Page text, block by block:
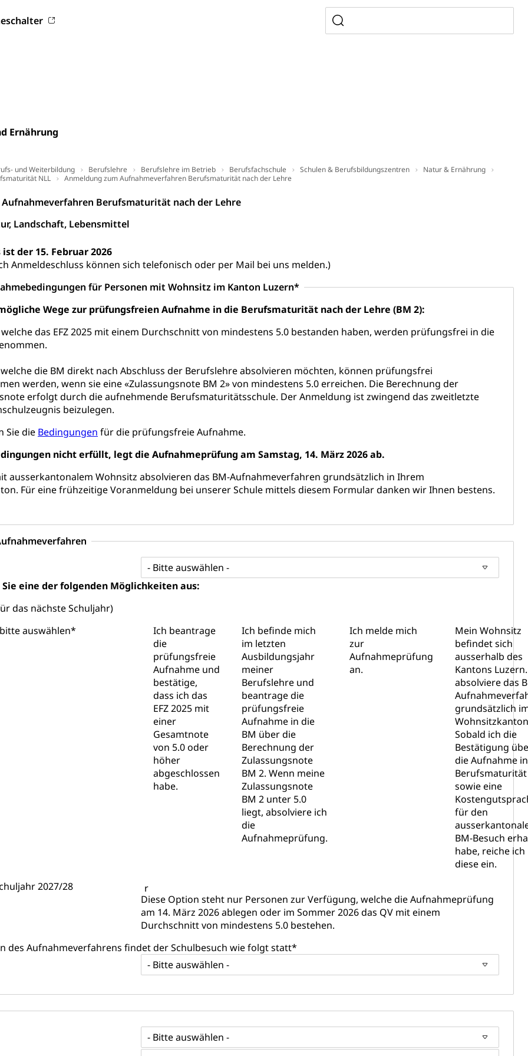
Ernährung
und Weiterbildung Berufslehre Berufslehre im Betrieb Berufsfachschule Schulen & Berufsbildungszentren
Natur & Ernährung
NLL Anmeldung zum Aufnahmeverfahren Berufsmaturität nach der Lehre
Berufsmaturität nach der Lehre
Landschaft, Lebensmittel
der 15. Februar 2026
Anmeldeschluss können sich telefonisch oder per Mail bei uns melden.)
für Personen mit Wohnsitz im Kanton Luzern*
Wege zur prüfungsfreien Aufnahme in die Berufsmaturität nach der Lehre (BM 2):
das EFZ 2025 mit einem Durchschnitt von mindestens 5.0 bestanden haben, werden prüfungsfrei in die
die BM direkt nach Abschluss der Berufslehre absolvieren möchten, können prüfungsfrei
werden, wenn sie eine «Zulassungsnote BM 2» von mindestens 5.0 erreichen. Die Berechnung der
erfolgt durch die aufnehmende Berufsmaturitätsschule. Der Anmeldung ist zwingend das zweitletzte
beizulegen.
Sie die Bedingungen für die prüfungsfreie Aufnahme.
nicht erfüllt, legt die Aufnahmeprüfung am Samstag, 14. März 2026 ab.
ausserkantonalem Wohnsitz absolvieren das BM-Aufnahmeverfahren grundsätzlich in Ihrem
Für eine frühzeitige Voranmeldung bei unserer Schule mittels diesem Formular danken wir Ihnen bestens.
- Bitte auswählen -
eine der folgenden Möglichkeiten aus:
das nächste Schuljahr)
auswählen*
Ich beantrage
die
prüfungsfreie
Aufnahme und
bestätige,
dass ich das
EFZ 2025 mit
einer
Gesamtnote
von 5.0 oder
höher
abgeschlossen
habe.
Ich befinde mich
im letzten
Ausbildungsjahr
meiner
Berufslehre und
beantrage die
prüfungsfreie
Aufnahme in die
BM über die
Berechnung der
Zulassungsnote
BM 2. Wenn meine
Zulassungsnote
BM 2 unter 5.0
liegt, absolviere ich
die
Aufnahmeprüfung.
Ich melde mich
zur
Aufnahmeprüfung
an.
Mein Wohnsitz
befindet sich
ausserhalb des
Kantons
absolviere das
grundsätzlich
Sobald ich die
Bestätigung
die Aufnahme
Berufsmaturität
sowie eine
für den
BM-Besuch
habe, reiche ich
diese ein.
2027/28
Diese Option steht nur Personen zur Verfügung, welche die Aufnahmeprüfung
am 14. März 2026 ablegen oder im Sommer 2026 das QV mit einem
Durchschnitt von mindestens 5.0 bestehen.
des Aufnahmeverfahrens findet der Schulbesuch wie folgt statt*
- Bitte auswählen -
- Bitte auswählen -
(WAS Luzern) Schwangerschaft / Geburt (gruezi.lu.ch)
Pflegeheimliste und freie Pflegeplätze Betreuung von Angehörigen (WAS Luzern)
Seelsorge, Religionsgemeinschaft
Im Kanton Luzern (unilu) Religion (gruezi.lu.ch)
Schulsport, Spitzensport, Breitensport, Jugend und Sport, Sportanlagen
Kanton Luzern
Wildtiere, Veterinärmedizin, Tiermedizin, Tierarzt, Tierschutz, Jagd, Fischerei, Viehzucht
Hobbytierhaltung und Bienen Veterinärdienst Wildtiere Halten von Wildtieren
Haltung Heimtiere
Testament, Erbrecht, Erbschaft, Todesschein, Todesanzeige, Zivilstandsamt, Erben, Erbenliste
Wehrpflichtersatzabgabe
Katastrophenhilfe, Polizei, Feuerwehr, Gesundheitswesen, technische Betriebe, Alarmierung, Sirenentest
Waffenschein, Waffenbüro, Waffentragen, Selbstverteidigung
Erwerbsausfallentschädigung (WAS Luzern)
Frau und Mann
aller Geschlechter und Lebensformen
Gleichstellung Menschen mit Behinderungen
Gleichstellung
Gerichtsverfahren
Kosten im Zivilprozess
Betreibungsämter Betreibungsverfahren Konkursämter
Stimm- und Wahlrecht, Stimmrecht, Abstimmungen, Wahlen, politische Parteien, Grundfreiheiten, Pluralismus